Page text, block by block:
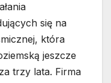
się na
która
jeszcze
trzy lata. Firma